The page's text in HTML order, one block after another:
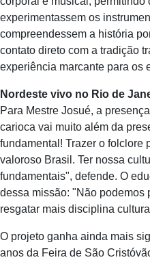
experimentassem os
compreendessem a história
contato direto com a tradição
experiência marcante para os
Nordeste vivo no Rio de
Para Mestre Josué, a
carioca vai muito além da
fundamental! Trazer o folclore
valoroso Brasil. Ter nossa
fundamentais", defende. O
dessa missão: "Não podemos
resgatar mais disciplina
O projeto ganha ainda mais
anos da Feira de São